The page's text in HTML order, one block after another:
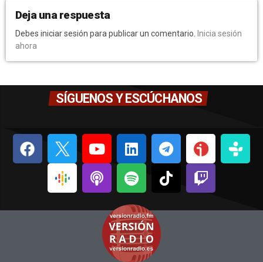
Deja una respuesta
Debes iniciar sesión para publicar un comentario.
Inicia sesión
ahora
SÍGUENOS Y ESCÚCHANOS